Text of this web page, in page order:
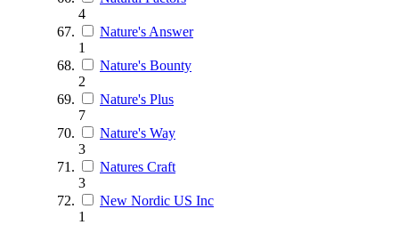
4
Nature's Answer
1
Nature's Bounty
2
Nature's Plus
7
Nature's Way
3
Natures Craft
3
New Nordic US Inc
1